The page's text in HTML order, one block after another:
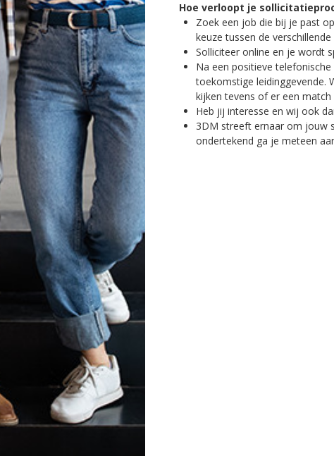
Hoe verloopt je
Zoek een job die bij je past
keuze tussen de verschillende
Solliciteer online en je wordt
Na een positieve
toekomstige leidinggevende.
kijken tevens of er een
Heb jij interesse en wij ook
3DM streeft ernaar om jouw
ondertekend ga je meteen